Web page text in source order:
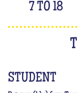
7 TO 18
STUDENT